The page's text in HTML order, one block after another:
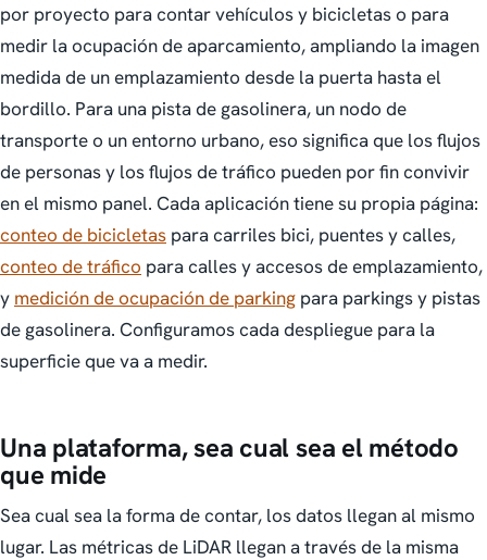
por proyecto para contar vehículos y bicicletas o para
medir la ocupación de aparcamiento, ampliando la imagen
medida de un emplazamiento desde la puerta hasta el
bordillo. Para una pista de gasolinera, un nodo de
transporte o un entorno urbano, eso significa que los flujos
de personas y los flujos de tráfico pueden por fin convivir
en el mismo panel. Cada aplicación tiene su propia página:
conteo de bicicletas para carriles bici, puentes y calles,
conteo de tráfico para calles y accesos de emplazamiento,
y medición de ocupación de parking para parkings y pistas
de gasolinera. Configuramos cada despliegue para la
superficie que va a medir.
Una plataforma, sea cual sea el método
que mide
Sea cual sea la forma de contar, los datos llegan al mismo
lugar. Las métricas de LiDAR llegan a través de la misma